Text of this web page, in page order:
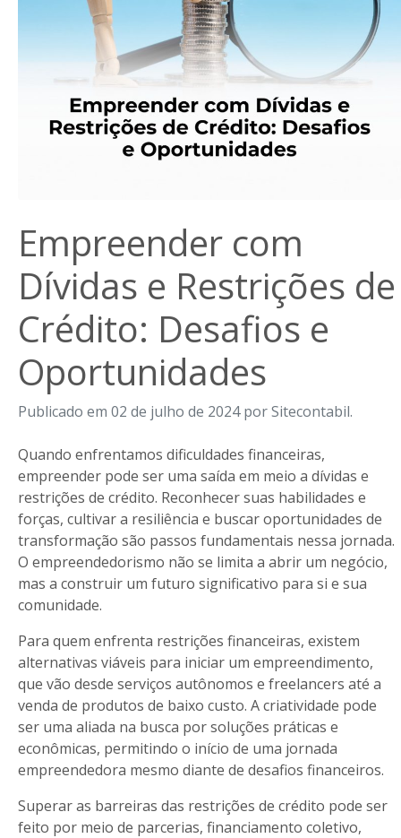
Empreender com
Dívidas e Restrições de
Crédito: Desafios e
Oportunidades
Publicado em 02 de julho de 2024 por Sitecontabil.
Quando enfrentamos dificuldades financeiras,
empreender pode ser uma saída em meio a dívidas e
restrições de crédito. Reconhecer suas habilidades e
forças, cultivar a resiliência e buscar oportunidades de
transformação são passos fundamentais nessa jornada.
O empreendedorismo não se limita a abrir um negócio,
mas a construir um futuro significativo para si e sua
comunidade.
Para quem enfrenta restrições financeiras, existem
alternativas viáveis para iniciar um empreendimento,
que vão desde serviços autônomos e freelancers até a
venda de produtos de baixo custo. A criatividade pode
ser uma aliada na busca por soluções práticas e
econômicas, permitindo o início de uma jornada
empreendedora mesmo diante de desafios financeiros.
Superar as barreiras das restrições de crédito pode ser
feito por meio de parcerias, financiamento coletivo,